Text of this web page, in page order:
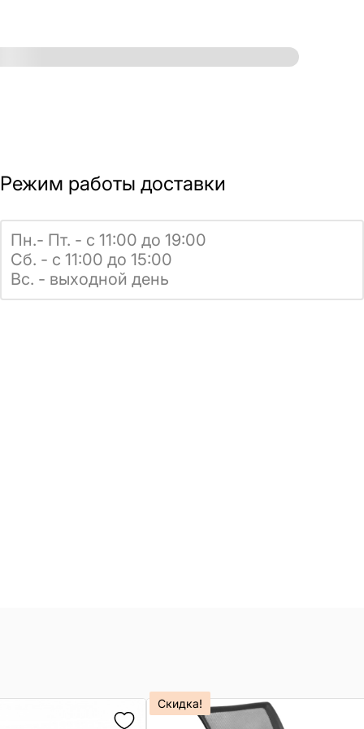
Режим работы доставки
Пн.- Пт. - с 11:00 до 19:00
Сб. - с 11:00 до 15:00
Вс. - выходной день
Скидка!